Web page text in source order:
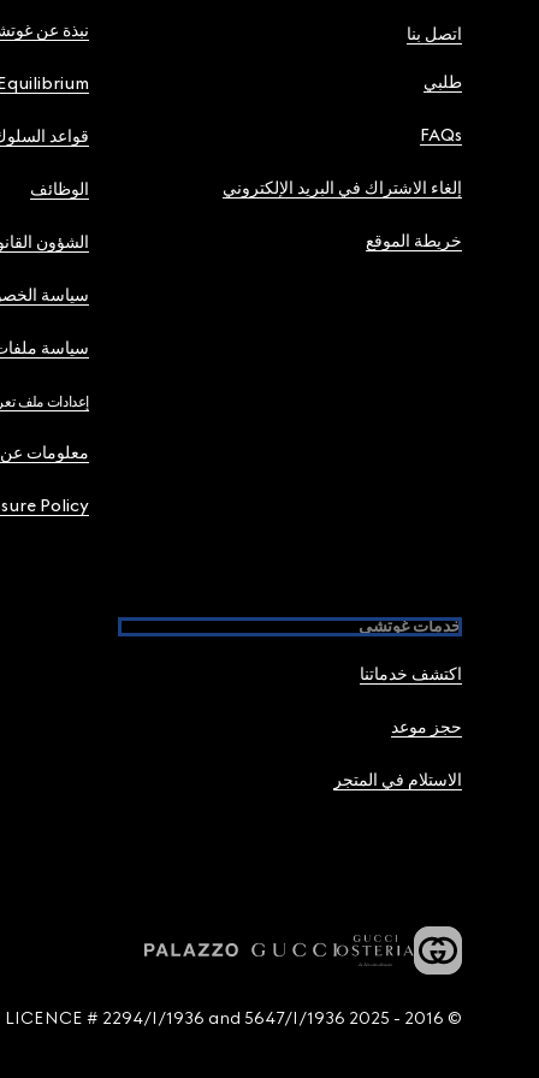
اتصل بنا
طلبي
FAQs
إلغاء الاشتراك في البريد الإلكتروني
خريطة الموقع
نبذة عن
قواعد
الوظائف
الشؤون
سياسة
سياسة
إعدادات ملف
معلومات
Policy
خدمات غوتشي
اكتشف خدماتنا
حجز موعد
الاستلام في المتجر
© 2016 - 2025 Guccio Gucci S.p.A. - All rights reserved. SIAE LICENCE # 2294/I/1936 and 5647/I/1936